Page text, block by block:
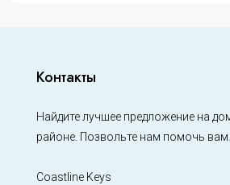
Контакты
Найдите лучшее предложение на
районе. Позвольте нам помочь вам.
Coastline Keys